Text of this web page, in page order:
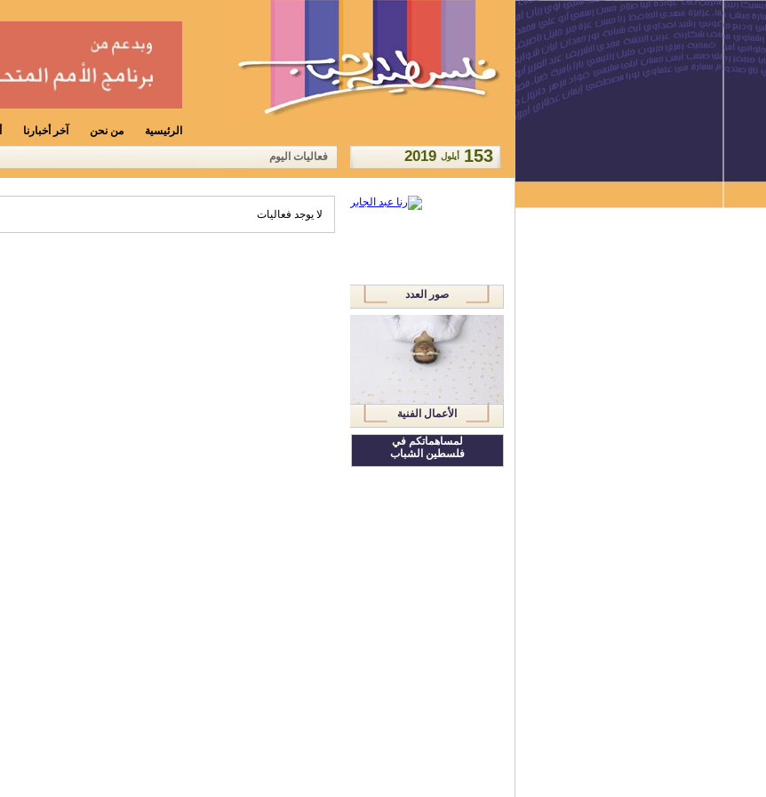
الرئيسية من نحن آخر أخبارنا
فعاليات اليوم 153 أيلول 2019
لا يوجد فعاليات
صور العدد
الأعمال الفنية
لمساهماتكم في
فلسطين الشباب